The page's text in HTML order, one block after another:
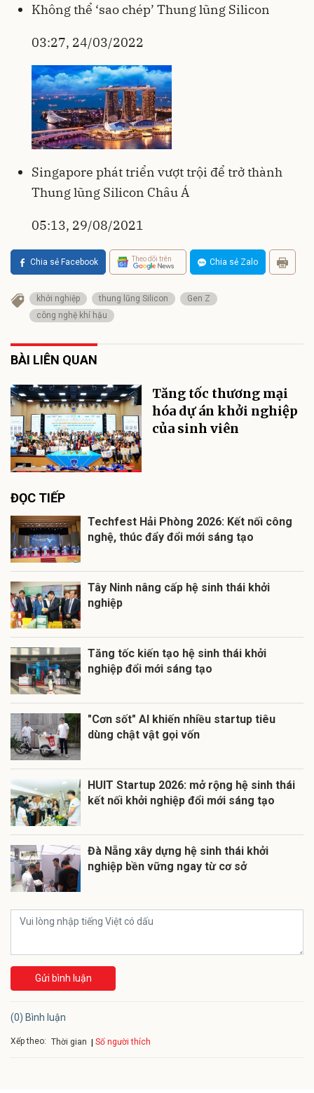
Không thể ‘sao chép’ Thung lũng Silicon
03:27, 24/03/2022
Singapore phát triển vượt trội để trở thành
Thung lũng Silicon Châu Á
05:13, 29/08/2021
Chia sẻ Facebook Theo dõi trên Chia sẻ Zalo
khởi nghiệp thung lũng Silicon
Gen Z
công nghệ khí hậu
BÀI LIÊN QUAN
Tăng tốc thương mại
hóa dự án khởi nghiệp
của sinh viên
ĐỌC TIẾP
Techfest Hải Phòng 2026: Kết nối công
nghệ, thúc đẩy đổi mới sáng tạo
Tây Ninh nâng cấp hệ sinh thái khởi
nghiệp
Tăng tốc kiến tạo hệ sinh thái khởi
nghiệp đổi mới sáng tạo
"Cơn sốt" AI khiến nhiều startup tiêu
dùng chật vật gọi vốn
HUIT Startup 2026: mở rộng hệ sinh thái
kết nối khởi nghiệp đổi mới sáng tạo
Đà Nẵng xây dựng hệ sinh thái khởi
nghiệp bền vững ngay từ cơ sở
Gửi bình luận
(0) Bình luận
Xếp theo: Thời gian Số người thích